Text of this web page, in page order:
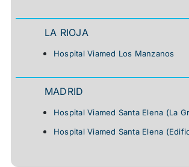
LA RIOJA
Hospital Viamed Los Manzanos
MADRID
Hospital Viamed Santa Elena (la
Hospital Viamed Santa Elena